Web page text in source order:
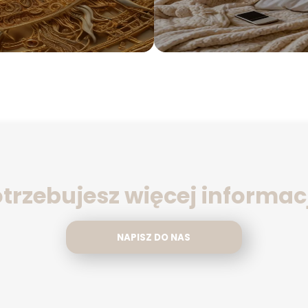
więcej
NAPISZ DO NAS